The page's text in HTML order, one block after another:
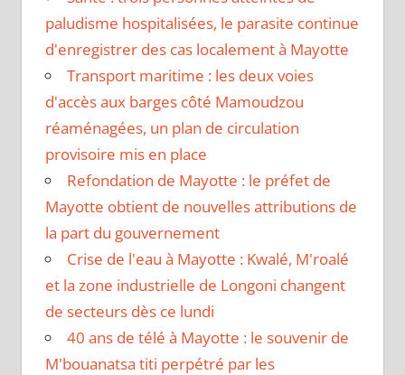
paludisme hospitalisées, le parasite continue
d'enregistrer des cas localement à Mayotte
Transport maritime : les deux voies
d'accès aux barges côté Mamoudzou
réaménagées, un plan de circulation
provisoire mis en place
Refondation de Mayotte : le préfet de
Mayotte obtient de nouvelles attributions de
la part du gouvernement
Crise de l'eau à Mayotte : Kwalé, M'roalé
et la zone industrielle de Longoni changent
de secteurs dès ce lundi
40 ans de télé à Mayotte : le souvenir de
M'bouanatsa titi perpétré par les